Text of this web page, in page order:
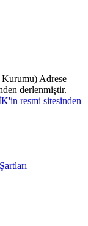
Adrese
derlenmiştir.
resmi sitesinden